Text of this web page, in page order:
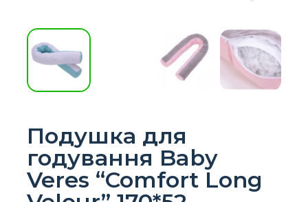
Подушка для
годування Baby
Veres “Comfort Long